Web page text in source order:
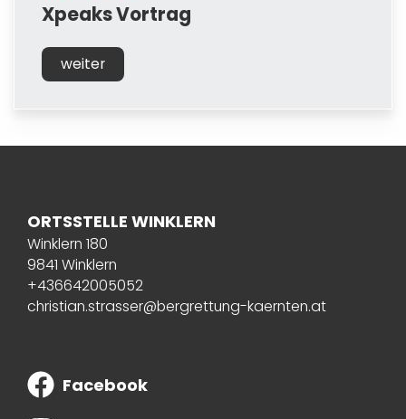
Xpeaks Vortrag
weiter
ORTSSTELLE WINKLERN
Winklern 180
9841 Winklern
+436642005052
christian.strasser@bergrettung-kaernten.at
Facebook